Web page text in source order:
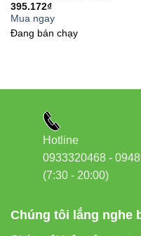
395.172₫
Mua ngay
Đang bán chạy
Chúng tôi lắng nghe
Hotline
0933320468 -
(7:30 - 20:00)